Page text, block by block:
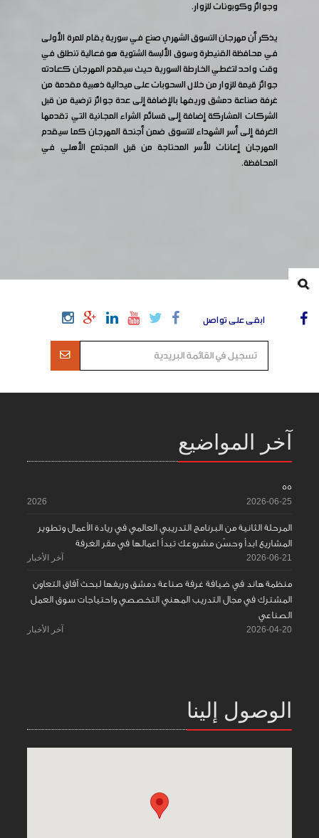
وجوائز وكوبونات للزوار.
يذكر أن مهرجان التسوق الشهري صنع في سورية يقام للمرة الأولى
في محافظة القنيطرة وسوق الألبسة الشتوية هو فعالية تنطلق في
وقت واحد لتغطي الخارطة السورية حيث سيقدم المهرجان كعادته
جوائز قيمة للزوار من خلال السحوبات على ميدالية ذهبية مقدمة من
غرفة صناعة دمشق وريفها بالإضافة إلى عدة جوائز ترضية من قبل
الشركات المشاركة إضافة إلى قسائم الشراء المجانية التي تقدمها
الغرفة إلى أسر الشهداء للتسوق ضمن أجنحة المهرجان كما سيقدم
المهرجان إعانات للأسر المحتاجة من قبل المجتمع الأهلي في
المحافظة.
ابقى على تواصل
آخر المواضيع
55
2026-06-25
2026
المرحلة الثانية من البرنامج التدريبي العالمي في ريادة الأعمال وتطوير
المشاريع ابدأ وحسّن مشروعك تبدأ اعمالها في مقر الغرفة
2026-06-21 آخر الأخبار
منظمة هاند في ضيافة غرفة صناعة دمشق وريفها لبحث آفاق التعاون
المشترك في مجال التدريب المهني التخصصي واحتياجات سوق العمل
الصناعي
2026-04-20 آخر الأخبار
الوصول إلينا